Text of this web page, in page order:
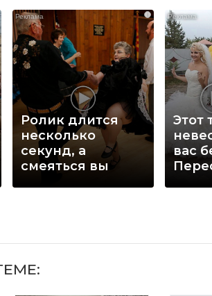
i
Ролик длится
несколько
секунд, а
смеяться вы
Этот
вас